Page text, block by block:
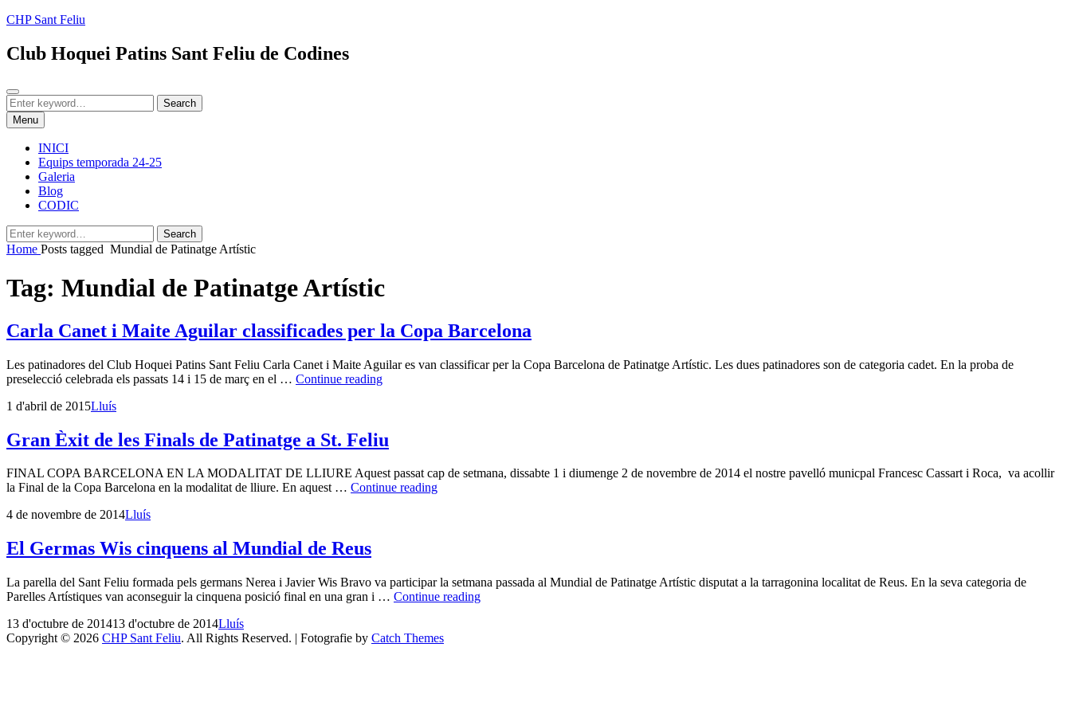
Skip
content
CHP Sant Feliu
Club Hoquei Patins Sant Feliu de Codines
Search
Search
for:
Search
Menu
INICI
Equips temporada 24-25
Galeria
Blog
CODIC
Search
for:
Search
Home Posts tagged Mundial de Patinatge Artístic
Tag: Mundial de Patinatge Artístic
Carla Canet i Maite Aguilar classificades per la Copa Barcelona
Les patinadores del Club Hoquei Patins Sant Feliu Carla Canet i Maite Aguilar es van classificar per la Copa Barcelona de Patinatge Artístic. Les dues patinadores son de categoria cadet. En la proba de
preselecció celebrada els passats 14 i 15 de març en el … Continue readingCarla
Aguilar
classificades
la
Copa
Posted
1 d'abril de 2015by
Lluís
Gran Èxit de les Finals de Patinatge a St. Feliu
FINAL COPA BARCELONA EN LA MODALITAT DE LLIURE Aquest passat cap de setmana, dissabte 1 i diumenge 2 de novembre de 2014 el nostre pavelló municpal Francesc Cassart i Roca, va acollir
la Final de la Copa Barcelona en la modalitat de lliure. En aquest … Continue readingGran
a
St.
Posted
4 de novembre de 2014by
Lluís
El Germas Wis cinquens al Mundial de Reus
La parella del Sant Feliu formada pels germans Nerea i Javier Wis Bravo va participar la setmana passada al Mundial de Patinatge Artístic disputat a la tarragonina localitat de Reus. En la seva categoria de
Parelles Artístiques van aconseguir la cinquena posició final en una gran i … Continue readingEl
Posted
on
13 d'octubre de 201413 d'octubre de 2014by
Lluís
Copyright © 2026 CHP Sant Feliu. All Rights Reserved. | Fotografie by Catch Themes